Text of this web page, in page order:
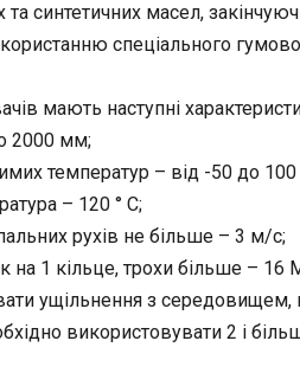
та синтетичних масел,
спеціального
мають наступні
2000 мм;
температур – від -50 до 100
– 120 ° С;
рухів не більше – 3 м/с;
на 1 кільце, трохи більше – 16
ущільнення з
використовувати 2 і